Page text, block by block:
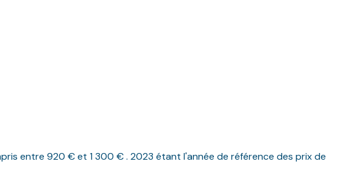
entre 920 € et 1 300 € . 2023 étant l'année de référence des prix de